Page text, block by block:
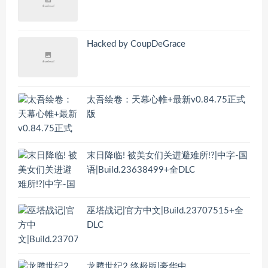
Hacked by CoupDeGrace
太吾绘卷：天幕心帷+最新v0.84.75正式
版
末日降临! 被美女们关进避难所!?|中字-国
语|Build.23638499+全DLC
巫塔战记|官方中文|Build.23707515+全
DLC